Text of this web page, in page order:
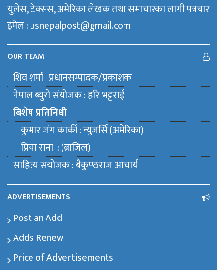
युलेस, टेक्सस, अमेरिका लेखक तथा समाचारका लागी पत्रचार
इमेल : usnepalpost@gmail.com
OUR TEAM
शिव शर्मा : प्रधानसम्पादक/प्रकाशक
नेपाल ब्युराे संयाेजक : हरि भट्टराई
बिशेष प्रतिनिधी
कुमार जंग कार्की : न्युजर्सि (अमेरिका)
प्रिया राना : (ब्राजिल)
साहित्य संयाेजक : बैकुण्ठराज आचार्य
ADVERTISEMENTS
Post an Add
Adds Renew
Price of Advertisements